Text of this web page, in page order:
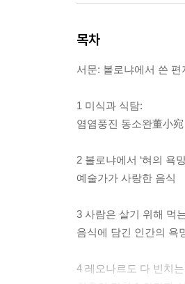
목차
서문: 볼로냐에서 쓴 편
1 미식과 식탐:
염염풍진 동소완董小宛
2 볼로냐에서 ‘혀의 욕
예술가가 사랑한 음식
3 사람은 살기 위해 먹
음식에 담긴 인간의 욕
4 레오나르도 다 빈치